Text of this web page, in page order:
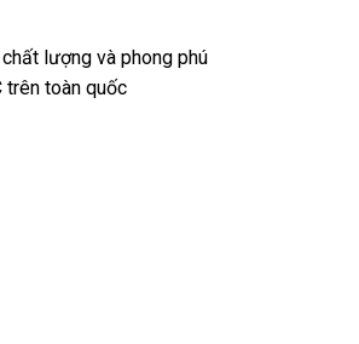
lượng và phong phú
trên toàn quốc